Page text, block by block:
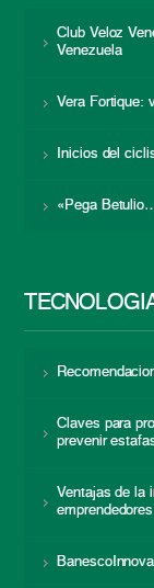
Club Veloz
Venezuela
Vera Fortique:
Inicios del
«Pega
Claves para
prevenir
Ventajas de la
emprendedores